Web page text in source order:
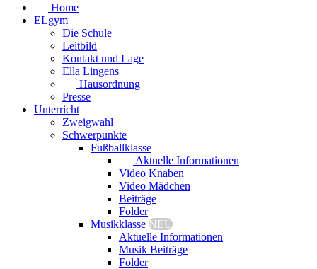
Home
ELgym
Die Schule
Leitbild
Kontakt und Lage
Ella Lingens
Hausordnung
Presse
Unterricht
Zweigwahl
Schwerpunkte
Fußballklasse
Aktuelle Informationen
Video Knaben
Video Mädchen
Beiträge
Folder
Musikklasse NEU
Aktuelle Informationen
Musik Beiträge
Folder